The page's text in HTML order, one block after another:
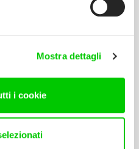
Mostra dettagli
i cookie